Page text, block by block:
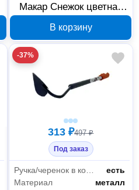
Макар Снежок цветная
00014667
В корзину
-37%
313 ₽497 ₽
Под заказ
Ручка/черенок в комплекте
есть
Материал
металл